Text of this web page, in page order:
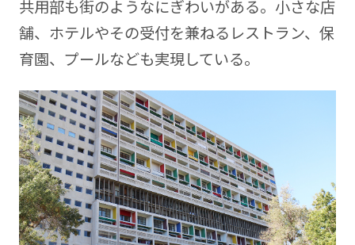
共用部も街のようなにぎわいがある。小さな店
舗、ホテルやその受付を兼ねるレストラン、保
育園、プールなども実現している。